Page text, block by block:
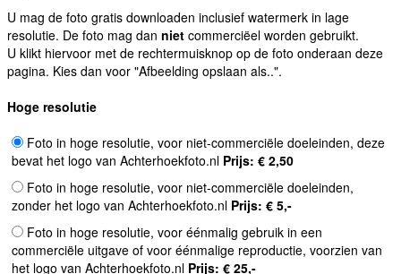
U mag de foto gratis downloaden inclusief watermerk in lage
resolutie. De foto mag dan niet commerciëel worden gebruikt.
U klikt hiervoor met de rechtermuisknop op de foto onderaan deze
pagina. Kies dan voor "Afbeelding opslaan als..".
Hoge resolutie
Foto in hoge resolutie, voor niet-commerciële doeleinden, deze
bevat het logo van Achterhoekfoto.nl Prijs: € 2,50
Foto in hoge resolutie, voor niet-commerciële doeleinden,
zonder het logo van Achterhoekfoto.nl Prijs: € 5,-
Foto in hoge resolutie, voor éénmalig gebruik in een
commerciële uitgave of voor éénmalige reproductie, voorzien van
het logo van Achterhoekfoto.nl Prijs: € 25,-